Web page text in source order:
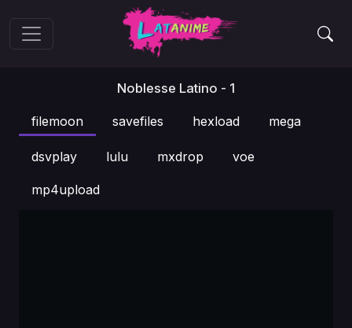
Noblesse Latino - 1
filemoon savefiles hexload mega
dsvplay lulu mxdrop voe
mp4upload